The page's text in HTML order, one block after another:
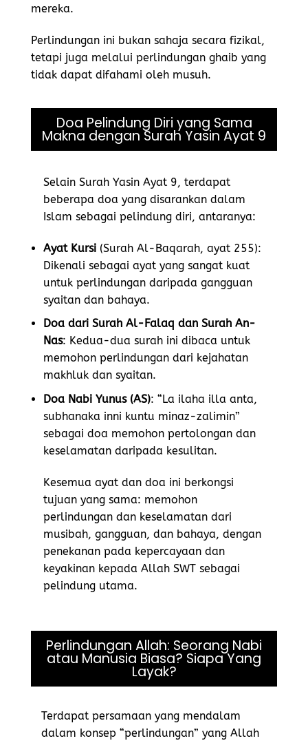
mereka.
Perlindungan ini bukan sahaja secara fizikal,
tetapi juga melalui perlindungan ghaib yang
tidak dapat difahami oleh musuh.
Doa Pelindung Diri yang Sama
Makna dengan Surah Yasin Ayat 9
Selain Surah Yasin Ayat 9, terdapat
beberapa doa yang disarankan dalam
Islam sebagai pelindung diri, antaranya:
Ayat Kursi (Surah Al-Baqarah, ayat 255):
Dikenali sebagai ayat yang sangat kuat
untuk perlindungan daripada gangguan
syaitan dan bahaya.
Doa dari Surah Al-Falaq dan Surah An-
Nas: Kedua-dua surah ini dibaca untuk
memohon perlindungan dari kejahatan
makhluk dan syaitan.
Doa Nabi Yunus (AS): “La ilaha illa anta,
subhanaka inni kuntu minaz-zalimin”
sebagai doa memohon pertolongan dan
keselamatan daripada kesulitan.
Kesemua ayat dan doa ini berkongsi
tujuan yang sama: memohon
perlindungan dan keselamatan dari
musibah, gangguan, dan bahaya, dengan
penekanan pada kepercayaan dan
keyakinan kepada Allah SWT sebagai
pelindung utama.
Perlindungan Allah: Seorang Nabi
atau Manusia Biasa? Siapa Yang
Layak?
Terdapat persamaan yang mendalam
dalam konsep “perlindungan” yang Allah